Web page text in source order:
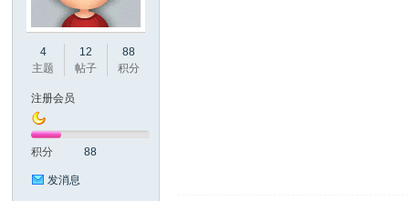
4
主题
12
帖子
88
积分
注册会员
积分 88
发消息